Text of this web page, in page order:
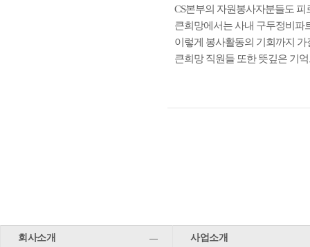
CS본부의 자원봉사자분들도
큰희망에서는 사내 구두정비파
이렇게 봉사활동의 기회까지 가
큰희망 직원들 또한 뜻깊은 기
회사소개 사업소개